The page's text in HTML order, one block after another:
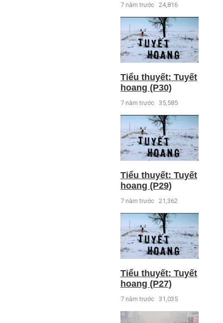
7 năm trước 24,816
Tiểu thuyết: Tuyết
hoang (P30)
7 năm trước 35,585
Tiểu thuyết: Tuyết
hoang (P29)
7 năm trước 21,362
Tiểu thuyết: Tuyết
hoang (P27)
7 năm trước 31,035